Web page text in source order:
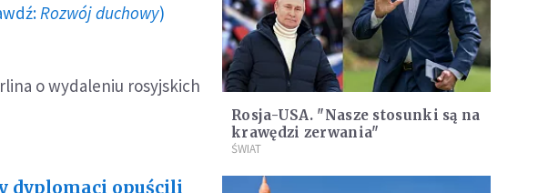
Rozwój duchowy)
o wydaleniu rosyjskich
dyplomaci opuścili
Rosja-USA. "Nasze stosunki są na
krawędzi zerwania"
ŚWIAT